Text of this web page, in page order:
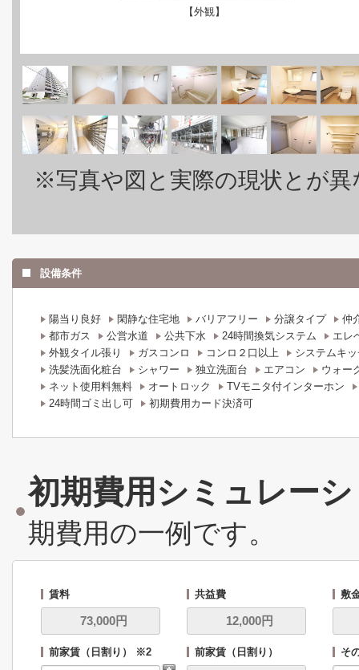
【外観】
※写真や図と実際の現状とが
設備条件
陽当り良好 閑静な住宅地 バリアフリー 分譲タイプ
仲
都市ガス
公営水道 公共下水 24時間換気システム
エレ
外観タイル張り
ガスコンロ コンロ２口以上
システムキ
洗髪洗面化粧台
シャワー 独立洗面台 エアコン
ウォー
ネット使用料無料
オートロック
TVモニタ付インターホン
24時間ゴミ出し可
初期費用カード決済可
初期費用シミュレー
期費用の一例です。
賃料 共益費 敷
前家賃（日割り） ※2 前家賃（日割り） そ